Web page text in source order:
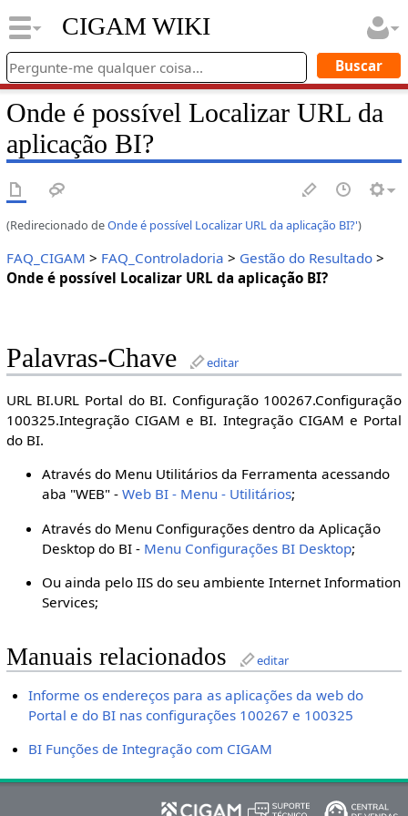
CIGAM WIKI
Onde é possível Localizar URL da
aplicação BI?
(Redirecionado deOnde é possível Localizar URL da aplicação BI?')
FAQ_CIGAM > FAQ_Controladoria > Gestão do Resultado>
Onde é possível Localizar URL da aplicação BI?
Palavras-Chave editar
URL BI.URL Portal do BI. Configuração 100267.Configuração
100325.Integração CIGAM e BI. Integração CIGAM e Portal
do BI.
Através do Menu Utilitários da Ferramenta acessando
aba "WEB" -Web BI - Menu - Utilitários;
Através do Menu Configurações dentro da Aplicação
Desktop do BI - Menu Configurações BI Desktop;
Ou ainda pelo IIS do seu ambiente Internet Information
Services;
Manuais relacionados editar
Informe os endereços para as aplicações da web do
Portal e do BI nas configurações 100267 e 100325
BI Funções de Integração com CIGAM